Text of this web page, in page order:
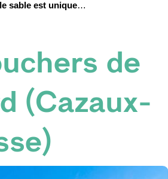
sable est unique…
de
(Cazaux-